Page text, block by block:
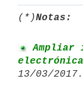
(*)Notas:
Ampliar